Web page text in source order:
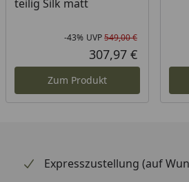
teilig Silk matt
Rabatt in
-43% UVP549,00 €
Aktueller
307,97 €
Zum Produkt
Expresszustellung (auf